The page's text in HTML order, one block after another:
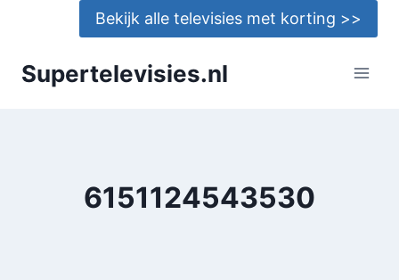
Bekijk alle televisies met korting >>
Supertelevisies.nl
6151124543530